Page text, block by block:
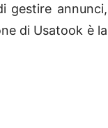
gestire annunci,
di Usatook è la